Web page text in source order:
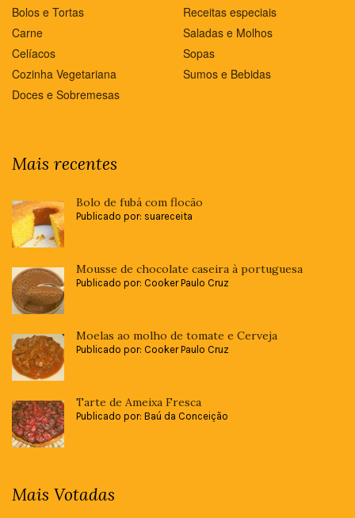
Bolos e Tortas
Carne
Celíacos
Cozinha Vegetariana
Doces e Sobremesas
Receitas especiais
Saladas e Molhos
Sopas
Sumos e Bebidas
Mais recentes
Bolo de fubá com flocão
Publicado por: suareceita
Mousse de chocolate caseira à portuguesa
Publicado por: Cooker Paulo Cruz
Moelas ao molho de tomate e Cerveja
Publicado por: Cooker Paulo Cruz
Tarte de Ameixa Fresca
Publicado por: Baú da Conceição
Mais Votadas